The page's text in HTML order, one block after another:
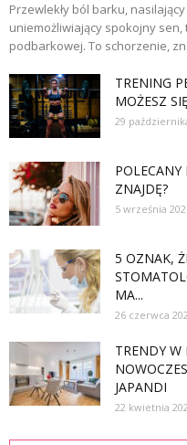
Przewlekły ból barku,
uniemożliwiający spokojny
podbarkowej. To schorzenie,
TRENING
MOŻESZ
29
POLECANY
ZNAJDĘ?
5 września
5 OZNAK,
MA...
26 czerwca
TRENDY W
JAPANDI
22 kwietnia